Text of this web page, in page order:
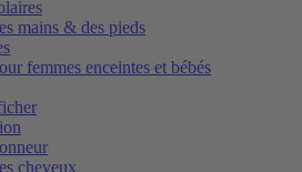
mains & des pieds
femmes enceintes et bébés
cheveux